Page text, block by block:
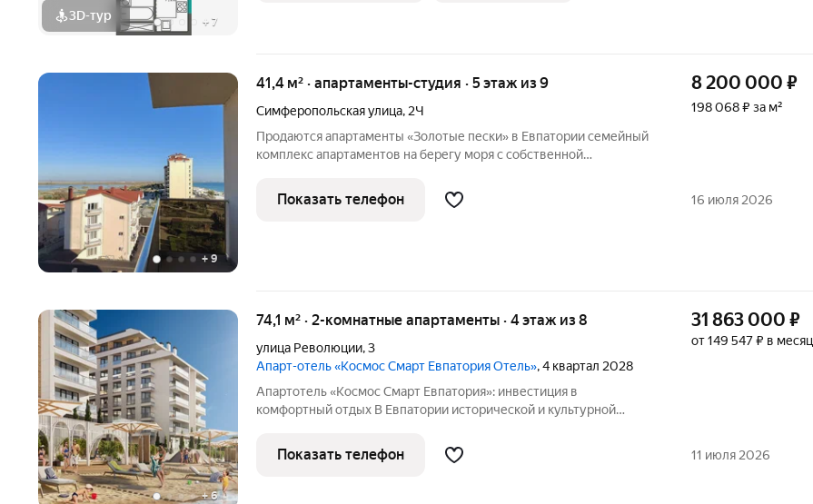
3D-тур + 7
+ 9
41,4 м² · апартаменты-студия · 5 этаж из 9
Симферопольская улица, 2Ч
Продаются апартаменты «Золотые пески» в Евпатории семейный
комплекс апартаментов на берегу моря с собственной
города. Панорамный вид на озеро из окон апартаментов, мягкий
климат и масса
8 200 000 ₽
198 068 ₽ за м²
Показать телефон 16 июля 2026
+6
74,1 м² · 2-комнатные апартаменты · 4 этаж из 8
улица Революции,3
Апарт-отель «Космос Смарт Евпатория Отель», 4 квартал 2028
Апартотель «Космос Смарт Евпатория»: инвестиция в
комфортный отдых В Евпатории исторической и культурной
апартотель под управлением федерального оператора
CosmosHotelGroup. Проект входит в
31 863 000 ₽
от 149 547 ₽ в месяц
Показать телефон 11 июля 2026